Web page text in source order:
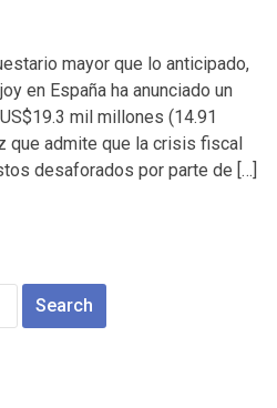
mayor que lo anticipado,
en España ha anunciado un
mil millones (14.91
que admite que la crisis fiscal
desaforados por parte de […]